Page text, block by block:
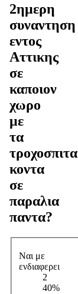
2ημερη
συναντηση
εντος
Αττικης
σε
καποιον
χωρο
με
τα
τροχοσπιτα
κοντα
σε
παραλια
παντα?
Ναι με
ενδιαφερει
2
40%